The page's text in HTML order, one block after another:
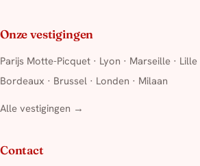
Onze vestigingen
Parijs Motte-Picquet · Lyon · Marseille · Lille
Bordeaux · Brussel · Londen · Milaan
Alle vestigingen →
Contact